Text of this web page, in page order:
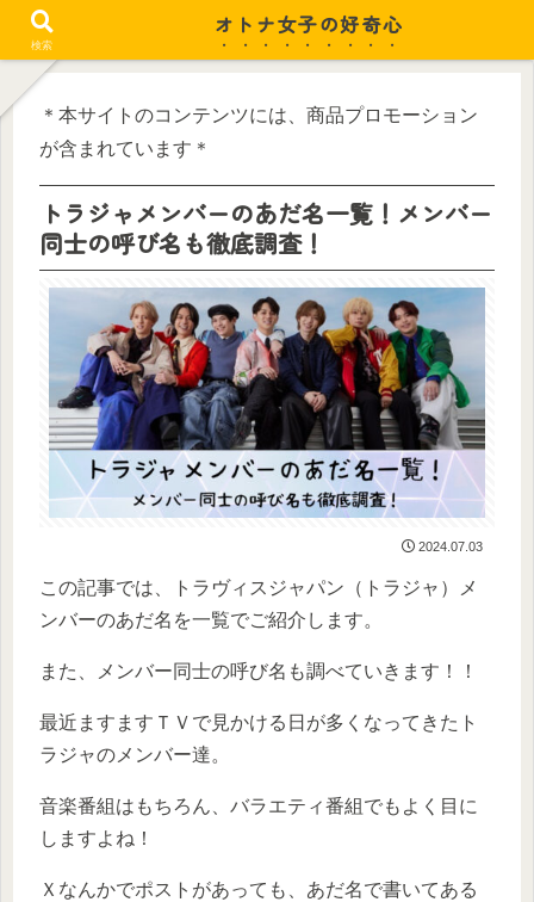
忙しい毎日がちょっと潤う
＊本サイトのコンテンツには、商品プロモーション
が含まれています＊
トラジャメンバーのあだ名一覧！メンバー
同士の呼び名も徹底調査！
2024.07.03
この記事では、トラヴィスジャパン（トラジャ）メ
ンバーのあだ名を一覧でご紹介します。
また、メンバー同士の呼び名も調べていきます！！
最近ますますＴＶで見かける日が多くなってきたト
ラジャのメンバー達。
音楽番組はもちろん、バラエティ番組でもよく目に
しますよね！
Ｘなんかでポストがあっても、あだ名で書いてある
検索
オトナ女子の好奇心